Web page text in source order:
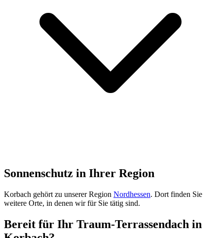
Sonnenschutz in Ihrer Region
Korbach gehört zu unserer Region Nordhessen. Dort finden Sie
weitere Orte, in denen wir für Sie tätig sind.
Bereit für Ihr Traum-Terrassendach in